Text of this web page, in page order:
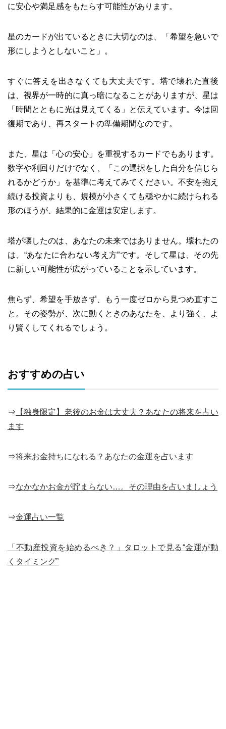
に安心や満足感をもたらす可能性があります。
星のカードが出ているときに大切なのは、「希望を急いで
形にしようとしないこと」。
すぐに答えを出さなくても大丈夫です。塔で壊れた直後
は、視界が一時的に真っ暗になることがありますが、星は
「時間とともに光は見えてくる」と伝えています。今は回
復期であり、再スタートの準備期間なのです。
また、星は「心の安心」を重視するカードでもあります。
数字や利回りだけでなく、「この選択をした自分を信じら
れるかどうか」を基準に考えてみてください。不安を抱え
続ける投資よりも、規模が小さくても穏やかに続けられる
形のほうが、結果的に金運は安定します。
塔が壊したのは、あなたの未来ではありません。壊れたの
は、“あなたに合わない考え方”です。そして星は、その先
に新しい可能性が広がっていることを示しています。
焦らず、希望を手放さず、もう一度ゼロから見つめ直すこ
と。その姿勢が、次に動くときのあなたを、より強く、よ
り賢くしてくれるでしょう。
おすすめの占い
⇒ 【独身限定】老後のお金は大丈夫？あなたの将来を占い
ます
⇒将来お金持ちになれる？あなたの金運を占います
⇒なかなかお金が貯まらない…。その理由を占いましょう
⇒金運占い一覧
「不動産投資を始めるべき？」タロットで見る“金運が動
くタイミング”